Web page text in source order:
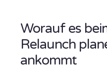
Worauf es
Relaunch
ankommt